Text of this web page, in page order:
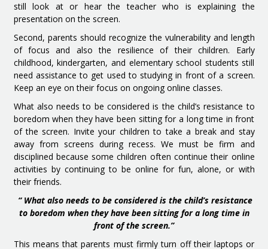
still look at or hear the teacher who is explaining the
presentation on the screen.
Second, parents should recognize the vulnerability and length
of focus and also the resilience of their children. Early
childhood, kindergarten, and elementary school students still
need assistance to get used to studying in front of a screen.
Keep an eye on their focus on ongoing online classes.
What also needs to be considered is the child’s resistance to
boredom when they have been sitting for a long time in front
of the screen. Invite your children to take a break and stay
away from screens during recess. We must be firm and
disciplined because some children often continue their online
activities by continuing to be online for fun, alone, or with
their friends.
“What also needs to be considered is the child’s resistance
to boredom when they have been sitting for a long time in
front of the screen.”
This means that parents must firmly turn off their laptops or